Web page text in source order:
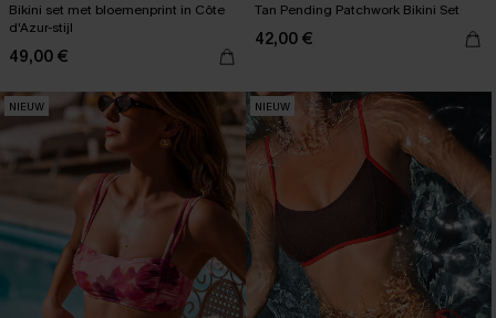
Bikini set met bloemenprint in Côte
d'Azur-stijl
49,00 €
Tan Pending Patchwork Bikini Set
42,00 €
NIEUW NIEUW